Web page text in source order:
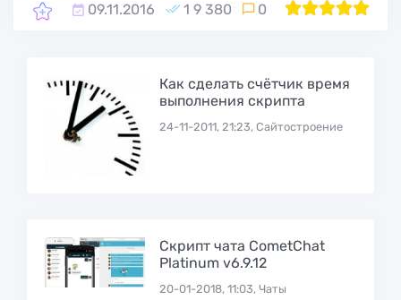
09.11.2016 1 9 380 0 100
1 2 3 4 5
Как сделать счётчик время
выполнения скрипта
24-11-2011, 21:23, Сайтостроение
Скрипт чата CometChat
Platinum v6.9.12
20-01-2018, 11:03, Чаты